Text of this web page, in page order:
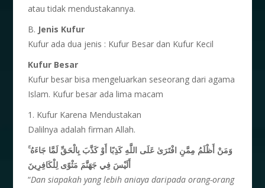
atau tidak mendustakannya.
B. Jenis Kufur
Kufur ada dua jenis : Kufur Besar dan Kufur Kecil
Kufur Besar
Kufur besar bisa mengeluarkan seseorang dari agama
Islam. Kufur besar ada lima macam
1. Kufur Karena Mendustakan
Dalilnya adalah firman Allah.
وَمَنْ أَظْلَمُ مِمَّنِ افْتَرَىٰ عَلَى اللَّهِ كَذِبًا أَوْ كَذَّبَ بِالْحَقِّ لَمَّا جَاءَهُۚ
أَلَيْسَ فِي جَهَنَّمَ مَثْوًى لِلْكَافِرِينَ
“Dan siapakah yang lebih aniaya daripada orang-orang